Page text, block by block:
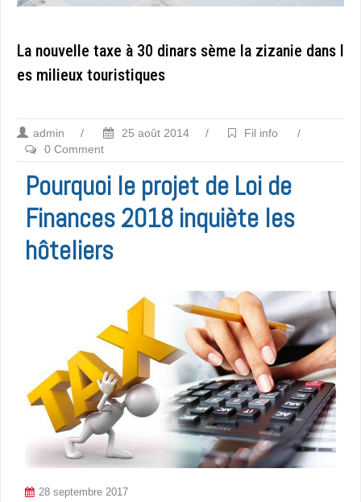
La nouvelle taxe à 30 dinars sème la zizanie dans l
es milieux touristiques
admin / 25 août 2014 / Fil info
/
0 Comment
Pourquoi le projet de Loi de
Finances 2018 inquiète les
hôteliers
28 septembre 2017